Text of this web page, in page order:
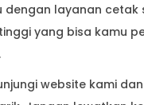
dengan layanan cetak
yang bisa kamu
website kami